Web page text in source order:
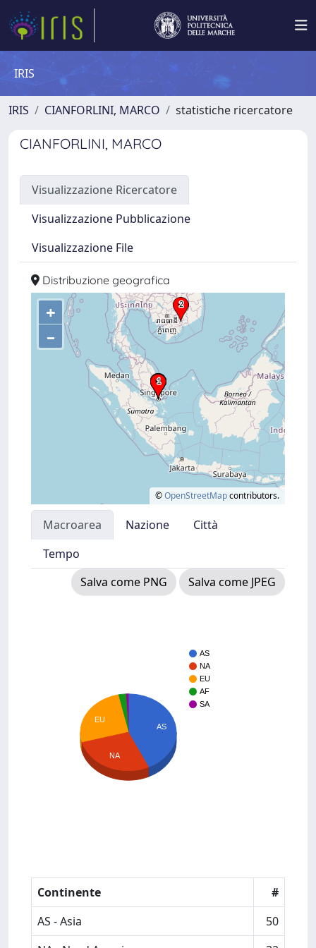
IRIS
IRIS CIANFORLINI, MARCO statistiche ricercatore
CIANFORLINI, MARCO
Visualizzazione Ricercatore
Visualizzazione Pubblicazione
Visualizzazione File
Distribuzione geografica
+
–
©OpenStreetMapcontributors.
Macroarea Nazione
Città
Tempo
Salva come PNG
Salva come JPEG
AS
NA
EU
AF
SA
AS
EU
NA
Continente
#
AS - Asia
50